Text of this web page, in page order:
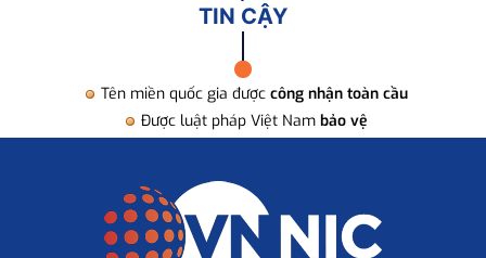
TIN CẬY
Tên miền quốc gia được công nhận toàn cầu
Được luật pháp Việt Nam bảo vệ